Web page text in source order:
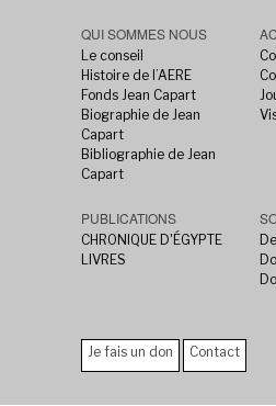
QUI SOMMES NOUS
Le conseil
Histoire de l’AERE
Fonds Jean Capart
Biographie de Jean
Capart
Bibliographie de Jean
Capart
PUBLICATIONS
CHRONIQUE D'ÉGYPTE
LIVRES
Je fais un don Contact